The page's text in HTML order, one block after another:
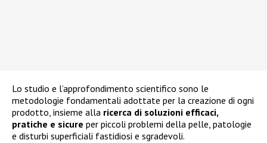
Lo studio e l’approfondimento scientifico sono le
metodologie fondamentali adottate per la creazione di ogni
prodotto, insieme alla ricerca di soluzioni efficaci,
pratiche e sicure per piccoli problemi della pelle, patologie
e disturbi superficiali fastidiosi e sgradevoli.